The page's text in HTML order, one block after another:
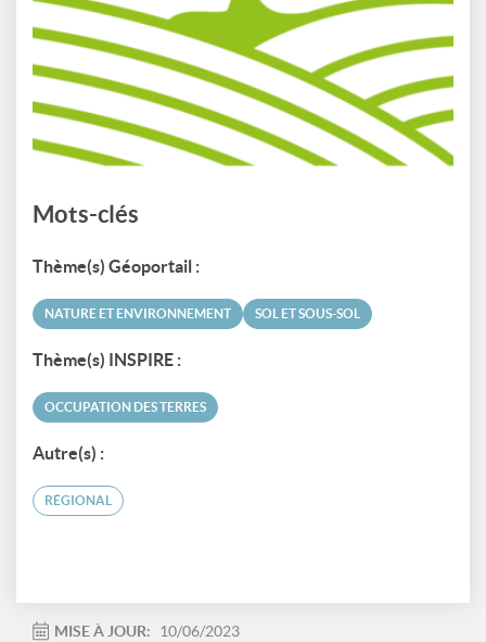
Mots-clés
Thème(s) Géoportail :
NATURE ET ENVIRONNEMENT SOL ET SOUS-SOL
Thème(s) INSPIRE :
OCCUPATION DES TERRES
Autre(s) :
RÉGIONAL
MISE À JOUR: 10/06/2023